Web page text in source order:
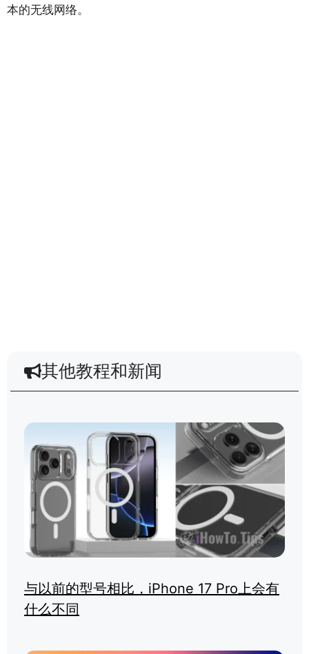
本的无线网络。
其他教程和新闻
与以前的型号相比，iPhone 17 Pro上会有
什么不同